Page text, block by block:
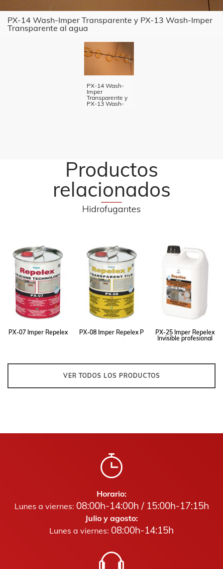
Productos
relacionados
Hidrofugantes
PX-07 Imper Repelex PX-08 Imper Repelex P
PX-25 Imper Repelex
Invisible profesional
VER TODOS LOS PRODUCTOS
PX-14 Wash-Imper Transparente y PX-13 Wash-Imper
Transparente al agua
PX-14 Wash-
Imper
Transparente y
PX-13 Wash-
Horario:
Lunes a viernes: 08:00h-14:00h / 15:00h-17:15h
Julio y agosto:
Lunes a viernes: 08:00h-14:15h